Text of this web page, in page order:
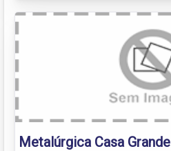
Metalúrgica Casa Grande